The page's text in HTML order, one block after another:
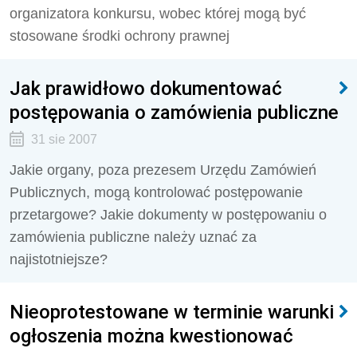
organizatora konkursu, wobec której mogą być
stosowane środki ochrony prawnej
Jak prawidłowo dokumentować
postępowania o zamówienia publiczne
31 sie 2007
Jakie organy, poza prezesem Urzędu Zamówień
Publicznych, mogą kontrolować postępowanie
przetargowe? Jakie dokumenty w postępowaniu o
zamówienia publiczne należy uznać za
najistotniejsze?
Nieoprotestowane w terminie warunki
ogłoszenia można kwestionować